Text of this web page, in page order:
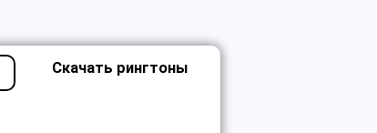
Скачать рингтоны